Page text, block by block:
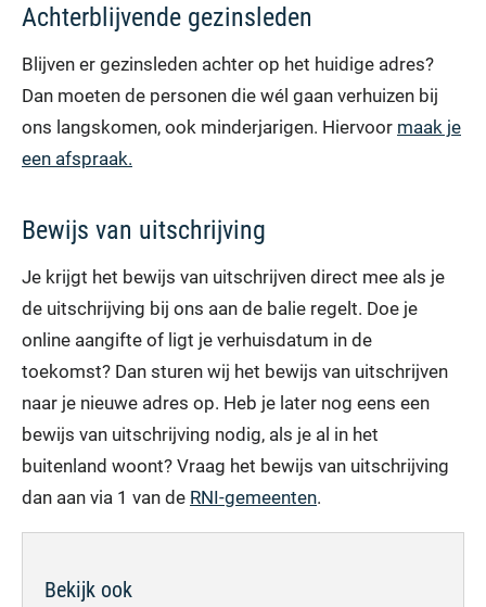
Achterblijvende gezinsleden
Blijven er gezinsleden achter op het huidige adres?
Dan moeten de personen die wél gaan verhuizen bij
ons langskomen, ook minderjarigen. Hiervoor maak je
een afspraak.
Bewijs van uitschrijving
Je krijgt het bewijs van uitschrijven direct mee als je
de uitschrijving bij ons aan de balie regelt. Doe je
online aangifte of ligt je verhuisdatum in de
toekomst? Dan sturen wij het bewijs van uitschrijven
naar je nieuwe adres op. Heb je later nog eens een
bewijs van uitschrijving nodig, als je al in het
buitenland woont? Vraag het bewijs van uitschrijving
dan aan via 1 van de RNI-gemeenten.
Bekijk ook